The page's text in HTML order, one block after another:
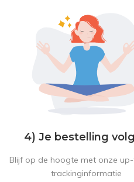
4) Je bestelling
Blijf op de hoogte met onze
trackinginformatie